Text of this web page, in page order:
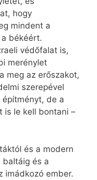
hogy
mindent a
békéért.
védőfalat is,
merénylet
meg az erőszakot,
szerepével
de a
is le kell bontani –
és a modern
és a
imádkozó ember.